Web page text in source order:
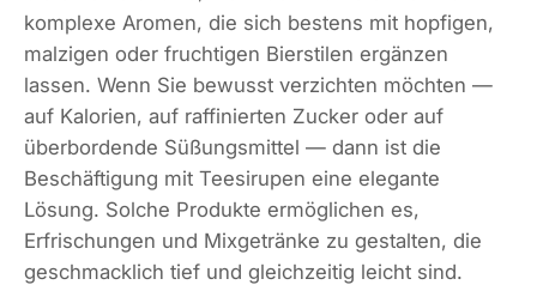
komplexe Aromen, die sich bestens mit hopfigen,
malzigen oder fruchtigen Bierstilen ergänzen
lassen. Wenn Sie bewusst verzichten möchten —
auf Kalorien, auf raffinierten Zucker oder auf
überbordende Süßungsmittel — dann ist die
Beschäftigung mit Teesirupen eine elegante
Lösung. Solche Produkte ermöglichen es,
Erfrischungen und Mixgetränke zu gestalten, die
geschmacklich tief und gleichzeitig leicht sind.